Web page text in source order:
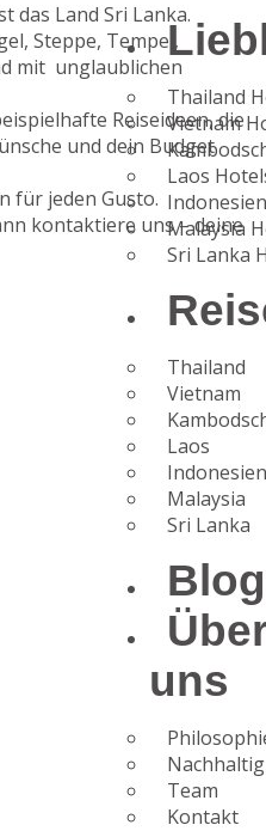
Thailand
Vietnam
Laos
Malaysia
Sri Lanka
Thailand
Vietnam
Laos
Malaysia
Sri Lanka
Blog
uns
Team
Kontakt
das Land Sri Lanka.
Steppe, Tempel,
mit unglaublichen
Reiseideen, die
und dein Budget
für jeden Gusto.
kontaktiere uns – deine